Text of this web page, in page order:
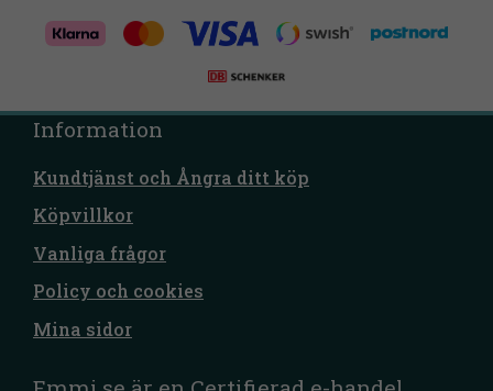
Information
Kundtjänst och Ångra ditt köp
Köpvillkor
Vanliga frågor
Policy och cookies
Mina sidor